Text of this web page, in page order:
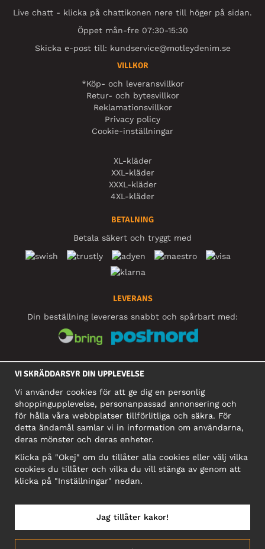
Live chatt - klicka på chattikonen nere till höger på sidan.
Öppet mån-fre 07:30-15:30
Skicka e-post till: kundservice@motleydenim.se
VILLKOR
*Köp- och leveransvillkor
Retur- och bytesvillkor
Reklamationsvillkor
Privacy policy
Cookie-inställningar
XL-kläder
XXL-kläder
XXXL-kläder
4XL-kläder
BETALNING
Betala säkert och tryggt med
LEVERANS
Din beställning levereras snabbt och spårbart med:
SOCIALA MEDIER
FÖRETAG
Motley Denim Europe OÜ
Narva mnt 5, EE-10117 Tallinn
Org: 12356245, Momsnummer: SE502090048501
OBS! Skicka inte varureturer till denna adress!
VI SKRÄDDARSYR DIN UPPLEVELSE
Vi använder cookies för att ge dig en personlig
shoppingupplevelse, personanpassad annonsering och
för hålla våra webbplatser tillförlitliga och säkra. För
detta ändamål samlar vi in information om användarna,
deras mönster och deras enheter.
Klicka på "Okej" om du tillåter alla cookies eller välj vilka
cookies du tillåter och vilka du vill stänga av genom att
klicka på "Inställningar" nedan.
Jag tillåter kakor!